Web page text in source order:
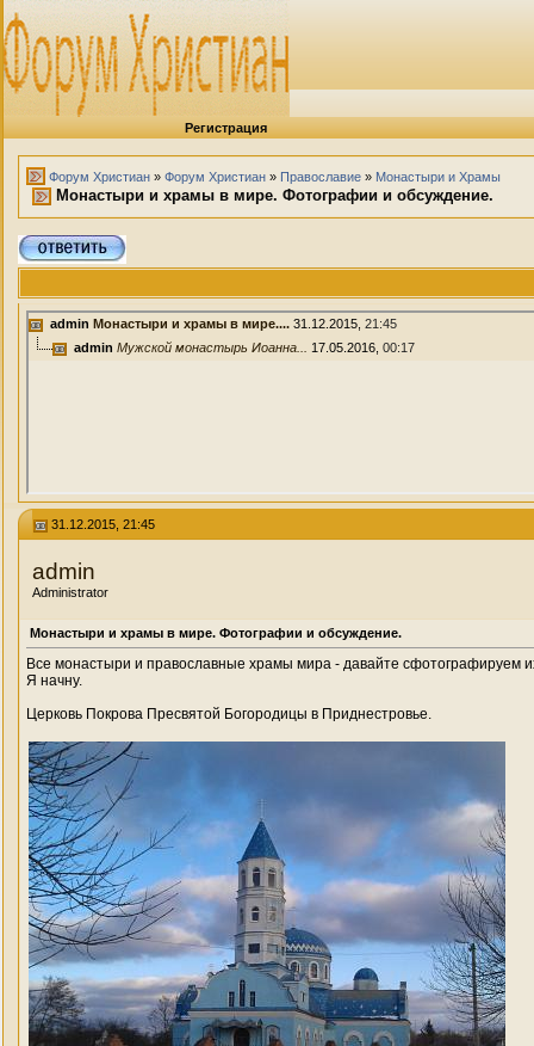
Регистрация
Форум Христиан » Форум Христиан » Православие » Монастыри и Храмы
Монастыри и храмы в мире. Фотографии и обсуждение.
admin Монастыри и храмы в мире.... 31.12.2015, 21:45
admin Мужской монастырь Иоанна... 17.05.2016, 00:17
31.12.2015, 21:45
admin
Administrator
Монастыри и храмы в мире. Фотографии и обсуждение.
Все монастыри и православные храмы мира - давайте сфотографируем
Я начну.
Церковь Покрова Пресвятой Богородицы в Приднестровье.